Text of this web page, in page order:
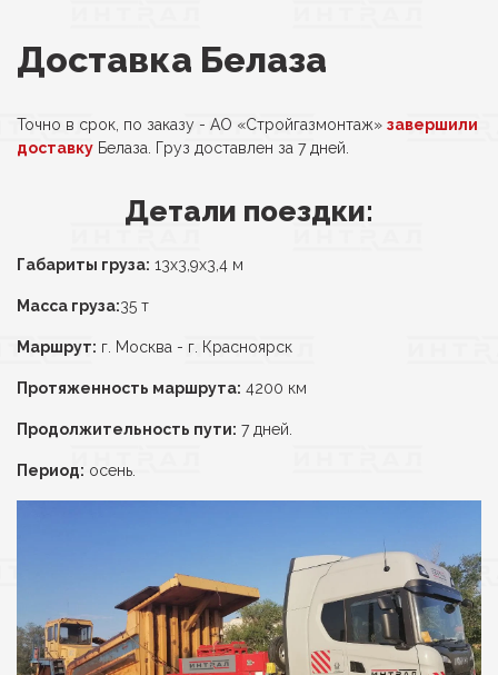
Доставка Белаза
Точно в срок, по заказу - АО «Стройгазмонтаж» завершили
доставку Белаза. Груз доставлен за 7 дней.
Детали поездки:
Габариты груза: 13х3,9х3,4 м
Масса груза:35 т
Маршрут: г. Москва - г. Красноярск
Протяженность маршрута: 4200 км
Продолжительность пути: 7 дней.
Период: осень.